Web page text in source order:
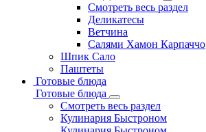
Смотреть весь раздел
Деликатесы
Ветчина
Салями Хамон Карпаччо
Шпик Сало
Паштеты
Готовые блюда
Готовые блюда
Смотреть весь раздел
Кулинария Быстроном